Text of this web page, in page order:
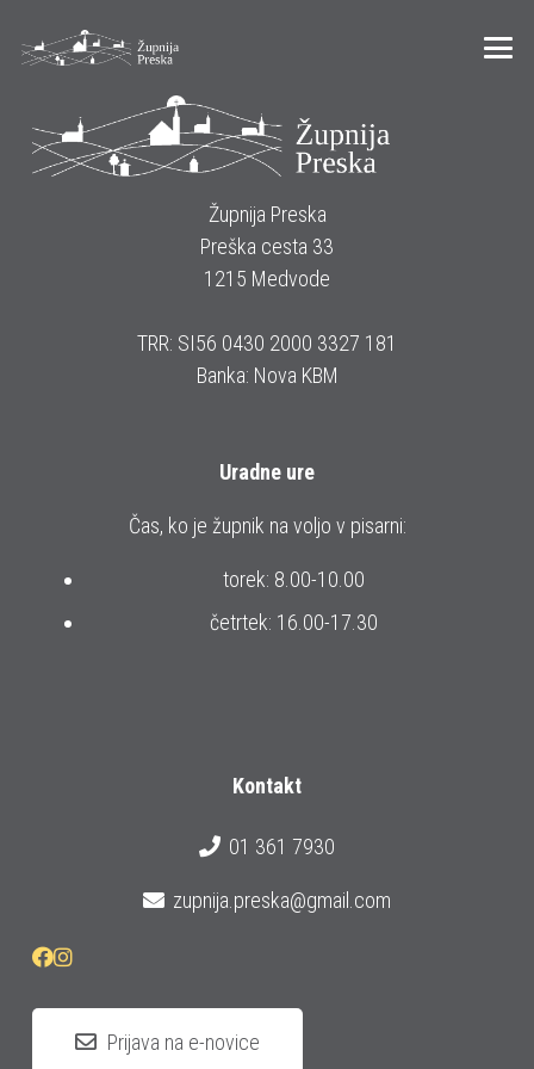
Župnija Preska
Preška cesta 33
1215 Medvode
TRR: SI56 0430 2000 3327 181
Banka: Nova KBM
Uradne ure
Čas, ko je župnik na voljo v pisarni:
torek: 8.00-10.00
četrtek: 16.00-17.30
Kontakt
01 361 7930
zupnija.preska@gmail.com
Prijava na e-novice